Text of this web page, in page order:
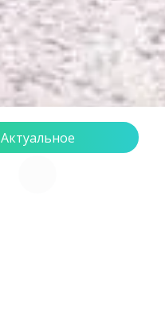
Актуальное